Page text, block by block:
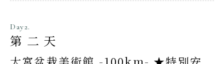
Day2.
第二天